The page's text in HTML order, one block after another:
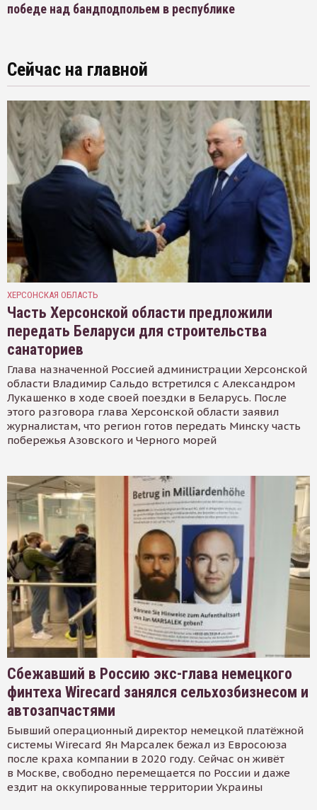
победе над бандподпольем в республике
Сейчас на главной
ХЕРСОНСКАЯ ОБЛАСТЬ
Часть Херсонской области предложили
передать Беларуси для строительства
санаториев
Глава назначенной Россией администрации Херсонской
области Владимир Сальдо встретился с Александром
Лукашенко в ходе своей поездки в Беларусь. После
этого разговора глава Херсонской области заявил
журналистам, что регион готов передать Минску часть
побережья Азовского и Черного морей
Сбежавший в Россию экс-глава немецкого
финтеха Wirecard занялся сельхозбизнесом и
автозапчастями
Бывший операционный директор немецкой платёжной
системы Wirecard Ян Марсалек бежал из Евросоюза
после краха компании в 2020 году. Сейчас он живёт
в Москве, свободно перемещается по России и даже
ездит на оккупированные территории Украины